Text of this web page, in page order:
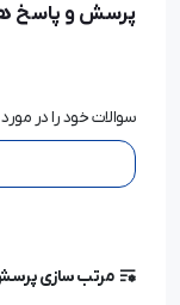
پرسش و پاسخ
سوالات خود را در مورد
مرتب سازی